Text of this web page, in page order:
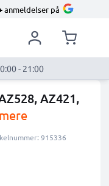
anmeldelser på
- 21:00
AZ421,
mere
915336